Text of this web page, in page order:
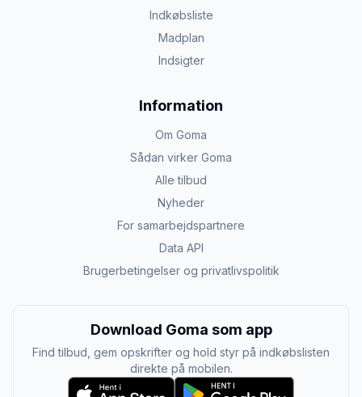
Indkøbsliste
Madplan
Indsigter
Information
Om Goma
Sådan virker Goma
Alle tilbud
Nyheder
For samarbejdspartnere
Data API
Brugerbetingelser og privatlivspolitik
Download Goma som app
Find tilbud, gem opskrifter og hold styr på indkøbslisten
direkte på mobilen.